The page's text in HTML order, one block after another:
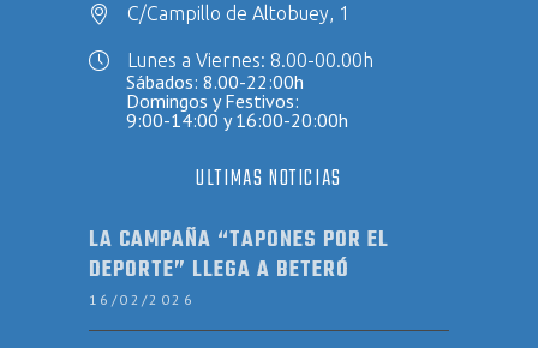
C/Campillo de Altobuey, 1
Lunes a Viernes: 8.00-00.00h
Sábados: 8.00-22:00h
Domingos y Festivos:
9:00-14:00 y 16:00-20:00h
ULTIMAS NOTICIAS
LA CAMPAÑA “TAPONES POR EL
DEPORTE” LLEGA A BETERÓ
16/02/2026